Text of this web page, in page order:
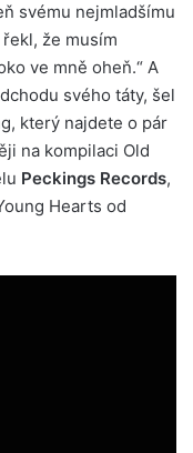
svému nejmladšímu
že musím
ve mně oheň.“ A
svého táty, šel
který najdete o pár
na kompilaci Old
Peckings Records,
Hearts od